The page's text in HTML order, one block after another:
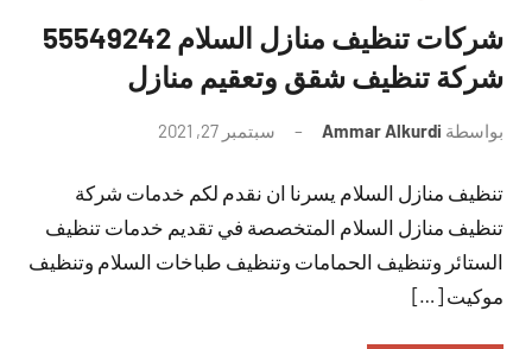
شركات تنظيف منازل السلام 55549242
شركة تنظيف شقق وتعقيم منازل
بواسطة Ammar Alkurdi سبتمبر 27, 2021
تعليقات
تنظيف منازل السلام يسرنا ان نقدم لكم خدمات شركة
تنظيف منازل السلام المتخصصة في تقديم خدمات تنظيف
الستائر وتنظيف الحمامات وتنظيف طباخات السلام وتنظيف
موكيت […]